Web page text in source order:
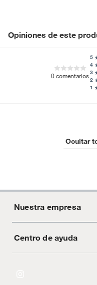
Opiniones de este
0comentarios
1
2
3
4
5
Ocultar
Nuestra empresa
Acerca de Crate
Centro de ayuda